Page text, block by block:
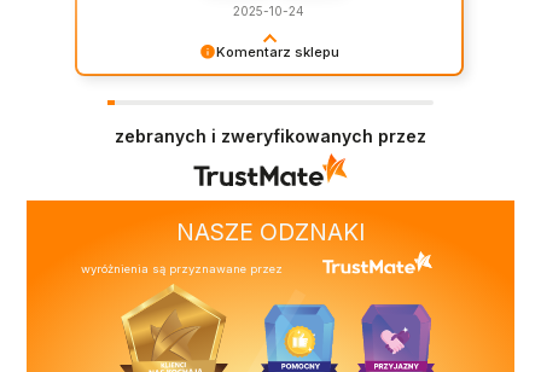
Komentarz sklepu
2025-10-24
zebranych i zweryfikowanych przez
NASZE ODZNAKI
wyróżnienia są przyznawane przez